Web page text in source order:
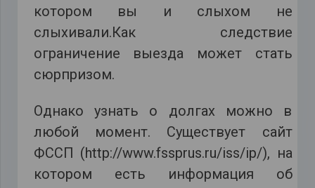
котором вы и слыхом не
слыхивали.Как следствие
ограничение выезда может стать
сюрпризом.
Однако узнать о долгах можно в
любой момент. Существует сайт
ФССП (http://www.fssprus.ru/iss/ip/), на
котором есть информация об